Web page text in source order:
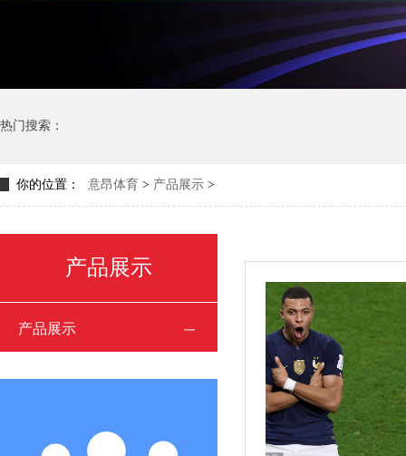
热门搜索：
你的位置： 意昂体育 > 产品展示 >
产品展示
产品展示